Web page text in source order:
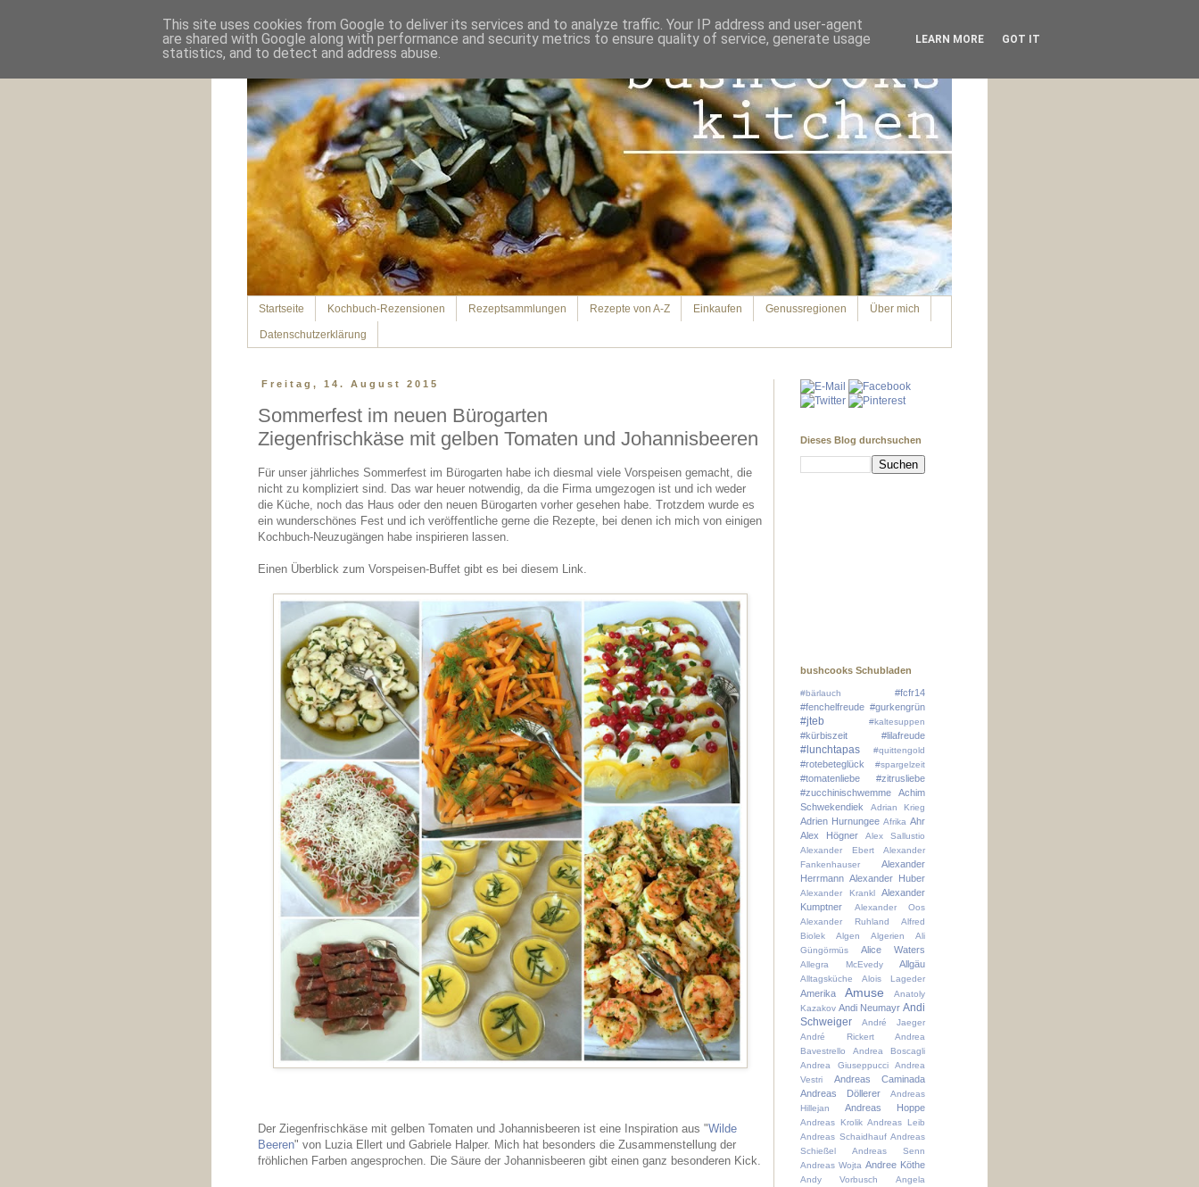
Startseite Kochbuch-Rezensionen Rezeptsammlungen Rezepte von A-Z Einkaufen Genussregionen Über mich
Datenschutzerklärung
Freitag, 14. August 2015
Sommerfest im neuen Bürogarten
Ziegenfrischkäse mit gelben Tomaten und Johannisbeeren
Für unser jährliches Sommerfest im Bürogarten habe ich diesmal viele Vorspeisen gemacht, die
nicht zu kompliziert sind. Das war heuer notwendig, da die Firma umgezogen ist und ich weder
die Küche, noch das Haus oder den neuen Bürogarten vorher gesehen habe. Trotzdem wurde es
ein wunderschönes Fest und ich veröffentliche gerne die Rezepte, bei denen ich mich von einigen
Kochbuch-Neuzugängen habe inspirieren lassen.
Einen Überblick zum Vorspeisen-Buffet gibt es bei diesem Link.
Der Ziegenfrischkäse mit gelben Tomaten und Johannisbeeren ist eine Inspiration aus "Wilde
Beeren" von Luzia Ellert und Gabriele Halper. Mich hat besonders die Zusammenstellung der
fröhlichen Farben angesprochen. Die Säure der Johannisbeeren gibt einen ganz besonderen Kick.
Dieses Blog durchsuchen
bushcooks Schubladen
#bärlauch
#fcfr14
#fenchelfreude #gurkengrün
#jteb #kaltesuppen
#kürbiszeit #lilafreude
#lunchtapas #quittengold
#rotebeteglück #spargelzeit
#tomatenliebe
#zitrusliebe
#zucchinischwemme
Achim
Schwekendiek
Adrian Krieg
Adrien Hurnungee Afrika Ahr
Alex Högner
Alex Sallustio
Alexander Ebert
Alexander
Fankenhauser
Alexander
Herrmann Alexander Huber
Alexander Krankl
Alexander
Kumptner
Alexander Oos
Alexander Ruhland
Alfred
Biolek
Algen Algerien
Ali
Güngörmüs
Alice Waters
Allegra McEvedy Allgäu
Alltagsküche Alois Lageder
Amerika Amuse
Anatoly
Kazakov Andi Neumayr Andi
Schweiger
André Jaeger
André Rickert
Andrea
Bavestrello
Andrea Boscagli
Andrea Giuseppucci
Andrea
Vestri
Andreas Caminada
Andreas Döllerer
Andreas
Hillejan
Andreas Hoppe
Andreas Krolik Andreas Leib
Andreas Schaidhauf Andreas
Schießel
Andreas Senn
Andreas Wojta Andree Köthe
Andy Vorbusch
Angela
This site uses cookies from Google to deliver its services and to analyze traffic. Your IP address and user-agent
are shared with Google along with performance and security metrics to ensure quality of service, generate usage
statistics, and to detect and address abuse.
LEARN MORE GOT IT